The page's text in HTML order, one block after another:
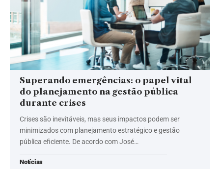
Superando emergências: o papel vital
do planejamento na gestão pública
durante crises
Crises são inevitáveis, mas seus impactos podem ser
minimizados com planejamento estratégico e gestão
pública eficiente. De acordo com José…
Notícias